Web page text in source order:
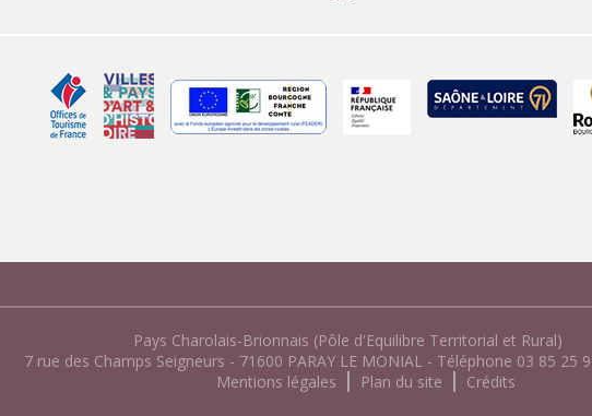
Pays Charolais-Brionnais (Pôle d'Equilibre Territorial et Rural)
7 rue des Champs Seigneurs - 71600 PARAY LE MONIAL - Téléphone 03 85 25
Mentions légales
Plan du site Crédits